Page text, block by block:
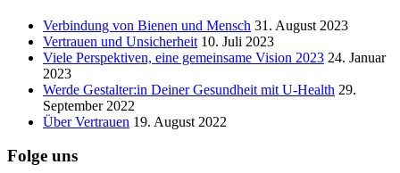
Verbindung von Bienen und Mensch 31. August 2023
Vertrauen und Unsicherheit 10. Juli 2023
Viele Perspektiven, eine gemeinsame Vision 2023 24. Januar
2023
Werde Gestalter:in Deiner Gesundheit mit U-Health 29.
September 2022
Über Vertrauen 19. August 2022
Folge uns